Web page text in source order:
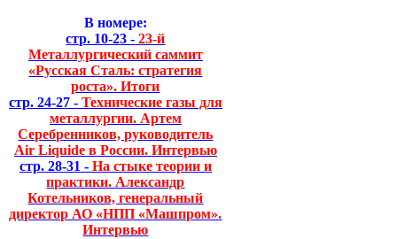
В номере:
стр. 10-23 - 23-й
Металлургический саммит
«Русская Сталь: стратегия
роста». Итоги
стр. 24-27 - Технические газы для
металлургии. Артем
Серебренников, руководитель
Air Liquide в России. Интервью
стр. 28-31 - На стыке теории и
практики. Александр
Котельников, генеральный
директор АО «НПП «Машпром».
Интервью